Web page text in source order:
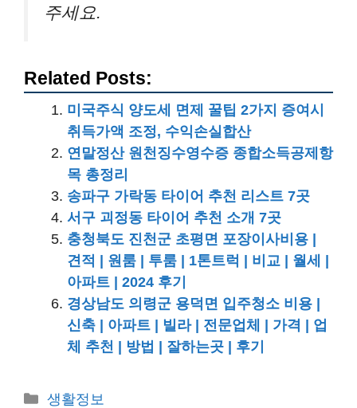
주세요.
Related Posts:
미국주식 양도세 면제 꿀팁 2가지 증여시
취득가액 조정, 수익손실합산
연말정산 원천징수영수증 종합소득공제항
목 총정리
송파구 가락동 타이어 추천 리스트 7곳
서구 괴정동 타이어 추천 소개 7곳
충청북도 진천군 초평면 포장이사비용 |
견적 | 원룸 | 투룸 | 1톤트럭 | 비교 | 월세 |
아파트 | 2024 후기
경상남도 의령군 용덕면 입주청소 비용 |
신축 | 아파트 | 빌라 | 전문업체 | 가격 | 업
체 추천 | 방법 | 잘하는곳 | 후기
카
생활정보